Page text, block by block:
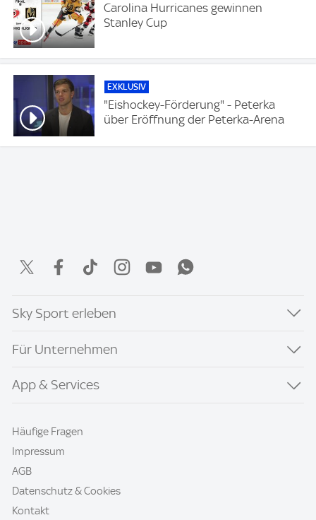
Carolina Hurricanes gewinnen
Stanley Cup
EXKLUSIV
"Eishockey-Förderung" - Peterka
über Eröffnung der Peterka-Arena
Sky Sport erleben
Für Unternehmen
App & Services
Häufige Fragen
Impressum
AGB
Datenschutz & Cookies
Kontakt